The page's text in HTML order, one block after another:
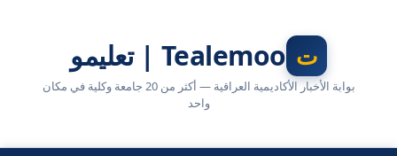
Tealemoo | تعليمو
بوابة الأخبار الأكاديمية العراقية — أكثر من 20 جامعة وكلية في مكان
واحد